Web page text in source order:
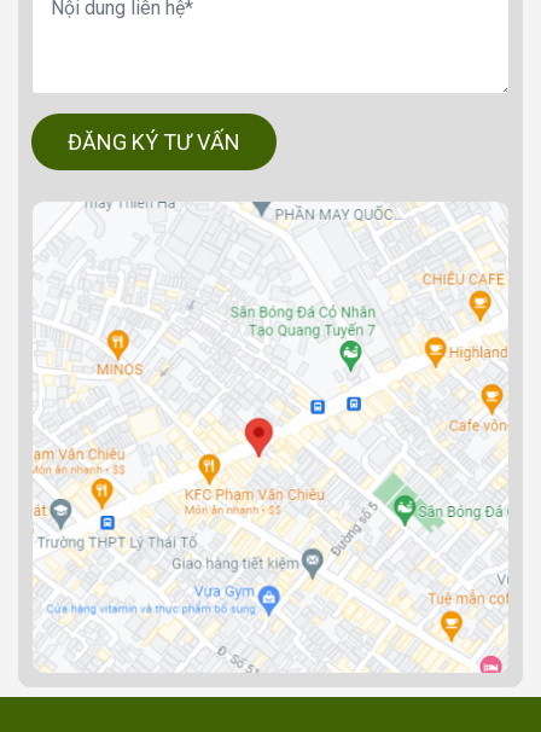
ĐĂNG KÝ TƯ VẤN